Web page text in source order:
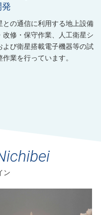
との通信に利用する地上設備
改修・保守作業、人工衛星シ
よび衛星搭載電子機器等の試
作業を行っています。
ン